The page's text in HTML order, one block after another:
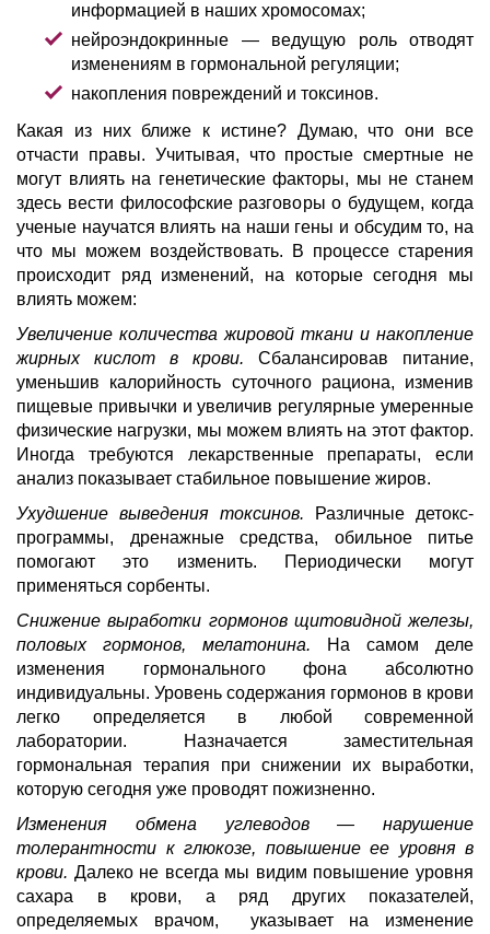
информацией в наших хромосомах;
нейроэндокринные — ведущую роль отводят
изменениям в гормональной регуляции;
накопления повреждений и токсинов.
Какая из них ближе к истине? Думаю, что они все
отчасти правы. Учитывая, что простые смертные не
могут влиять на генетические факторы, мы не станем
здесь вести философские разговоры о будущем, когда
ученые научатся влиять на наши гены и обсудим то, на
что мы можем воздействовать. В процессе старения
происходит ряд изменений, на которые сегодня мы
влиять можем:
Увеличение количества жировой ткани и накопление
жирных кислот в крови. Сбалансировав питание,
уменьшив калорийность суточного рациона, изменив
пищевые привычки и увеличив регулярные умеренные
физические нагрузки, мы можем влиять на этот фактор.
Иногда требуются лекарственные препараты, если
анализ показывает стабильное повышение жиров.
Ухудшение выведения токсинов. Различные детокс-
программы, дренажные средства, обильное питье
помогают это изменить. Периодически могут
применяться сорбенты.
Снижение выработки гормонов щитовидной железы,
половых гормонов, мелатонина. На самом деле
изменения гормонального фона абсолютно
индивидуальны. Уровень содержания гормонов в крови
легко определяется в любой современной
лаборатории. Назначается заместительная
гормональная терапия при снижении их выработки,
которую сегодня уже проводят пожизненно.
Изменения обмена углеводов — нарушение
толерантности к глюкозе, повышение ее уровня в
крови. Далеко не всегда мы видим повышение уровня
сахара в крови, а ряд других показателей,
определяемых врачом, указывает на изменение